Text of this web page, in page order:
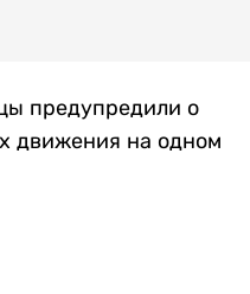
предупредили о
движения на одном